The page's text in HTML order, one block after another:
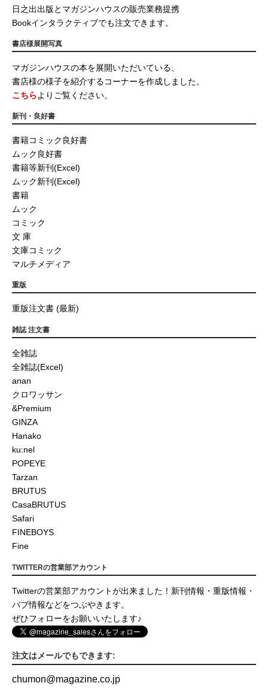
日之出出版とマガジンハウスの販売業務提携
Bookインタラクティブでも注文できます。
書店様展開写真
マガジンハウスの本を展開いただいている、
書店様の様子を紹介するコーナーを作成しました。
こちらよりご覧ください。
新刊・良好書
書籍コミック良好書
ムック良好書
書籍等新刊(Excel)
ムック新刊(Excel)
書籍
ムック
コミック
文 庫
文庫コミック
マルチメディア
重版
重版注文書 (最新)
雑誌 注文書
全雑誌
全雑誌(Excel)
anan
クロワッサン
&Premium
GINZA
Hanako
ku:nel
POPEYE
Tarzan
BRUTUS
CasaBRUTUS
Safari
FINEBOYS
Fine
TWITTERの営業部アカウント
Twitterの営業部アカウントが出来ました！新刊情報・重版情報・
パブ情報などをつぶやきます。
ぜひフォローをお願いいたします♪
注文はメールでもできます:
chumon@magazine.co.jp